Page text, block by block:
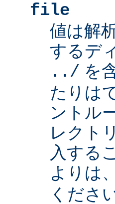
file
値は解
するデ
../ を
たりは
ントル
レクト
入する
よりは、
くださ